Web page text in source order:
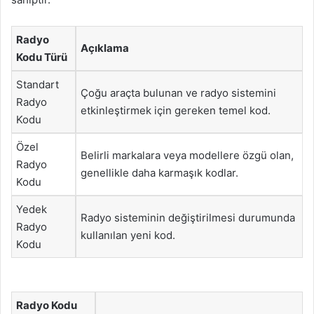
Radyo
Kodu Türü
Açıklama
Standart
Radyo
Kodu
Çoğu araçta bulunan ve radyo sistemini
etkinleştirmek için gereken temel kod.
Özel
Radyo
Kodu
Belirli markalara veya modellere özgü olan,
genellikle daha karmaşık kodlar.
Yedek
Radyo
Kodu
Radyo sisteminin değiştirilmesi durumunda
kullanılan yeni kod.
Radyo Kodu